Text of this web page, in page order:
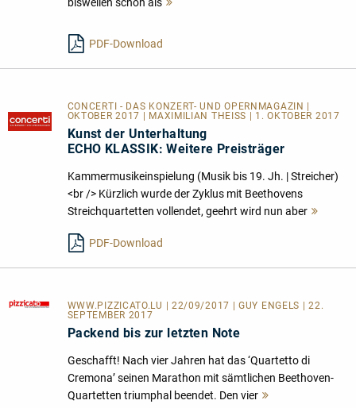
PDF-Download
CONCERTI - DAS KONZERT- UND OPERNMAGAZIN |
OKTOBER 2017 | MAXIMILIAN THEISS | 1. OKTOBER 2017
Kunst der Unterhaltung
ECHO KLASSIK: Weitere Preisträger
Kammermusikeinspielung (Musik bis 19. Jh. | Streicher)
<br /> Kürzlich wurde der Zyklus mit Beethovens
Streichquartetten vollendet, geehrt wird nun aber
PDF-Download
WWW.PIZZICATO.LU | 22/09/2017 | GUY ENGELS | 22.
SEPTEMBER 2017
Packend bis zur letzten Note
Geschafft! Nach vier Jahren hat das ‘Quartetto di
Cremona’ seinen Marathon mit sämtlichen Beethoven-
Quartetten triumphal beendet. Den vier